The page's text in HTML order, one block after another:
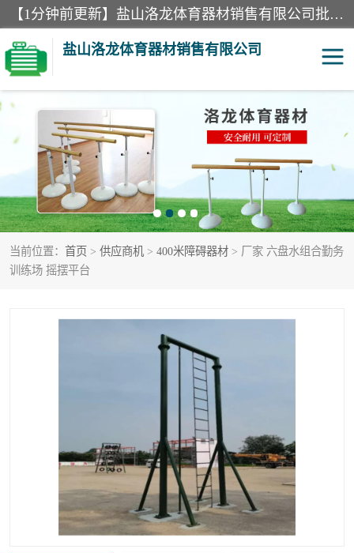
【1分钟前更新】盐山洛龙体育器材销售有限公司批量供应：300米障碍器材、400米障碍器材、部队训练器材、双杠、体操垫、舞蹈把杆等产品。盐山洛龙体育器材销售有限公司经过多年的发展，集研发，生产，销售，售后服务为一体. 奉行“质量，信誉，服务”的宗旨，以开拓创新的精神和真诚守信的态度积极进取。
盐山洛龙体育器材销售有限公司
当前位置： 首页 > 供应商机 > 400米障碍器材 > 厂家 六盘水组合勤务
训练场 摇摆平台
单双杠 舞蹈把杆
400米障碍器材 体操垫
300米障碍器材 攀爬架
塑胶跑道 400米障碍器材1